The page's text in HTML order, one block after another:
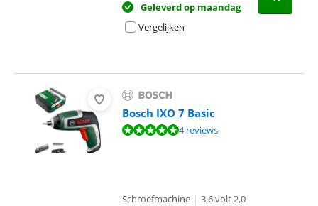
Geleverd op maandag
Vergelijken
Bosch IXO 7 Basic
Beoordeling is 9,6 van de 10, gebaseerd op 4 reviews.
4 reviews
Schroefmachine | 3,6 volt 2,0